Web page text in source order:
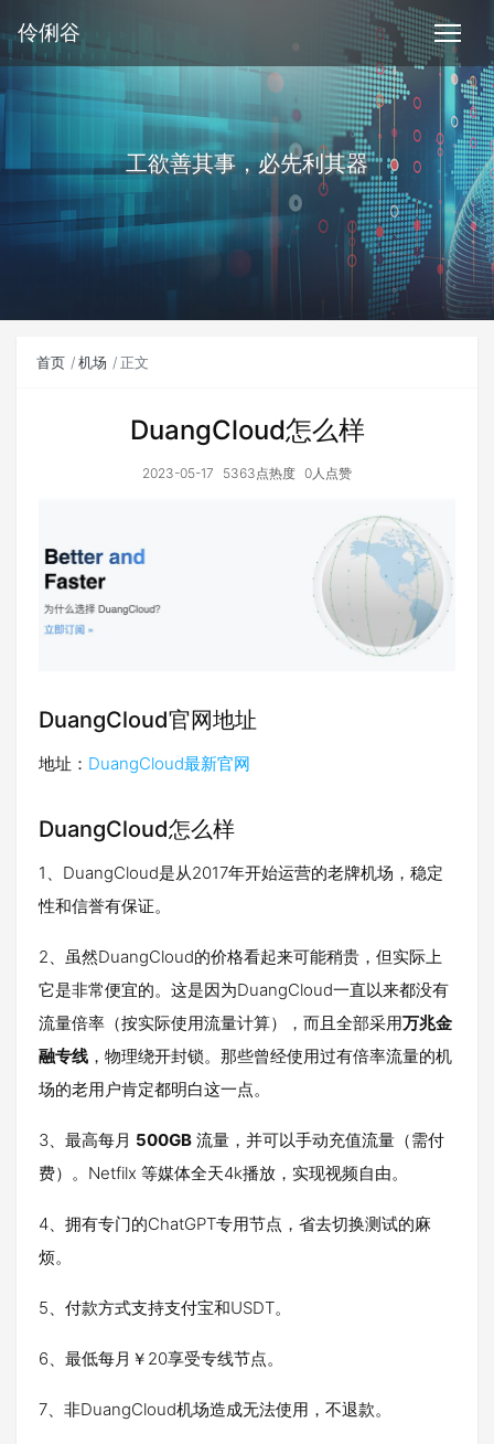
伶俐谷
工欲善其事，必先利其器
首页 机场 正文
DuangCloud怎么样
2023-05-17 5363点热度 0人点赞
DuangCloud官网地址
地址： DuangCloud最新官网
DuangCloud怎么样
1、DuangCloud是从2017年开始运营的老牌机场，稳定
性和信誉有保证。
2、虽然DuangCloud的价格看起来可能稍贵，但实际上
它是非常便宜的。这是因为DuangCloud一直以来都没有
流量倍率（按实际使用流量计算），而且全部采用万兆金
融专线 ，物理绕开封锁。那些曾经使用过有倍率流量的机
场的老用户肯定都明白这一点。
3、最高每月 500GB 流量，并可以手动充值流量（需付
费）。Netfilx 等媒体全天4k播放，实现视频自由。
4、拥有专门的ChatGPT专用节点，省去切换测试的麻
烦。
5、付款方式支持支付宝和USDT。
6、最低每月￥20享受专线节点。
7、非DuangCloud机场造成无法使用，不退款。